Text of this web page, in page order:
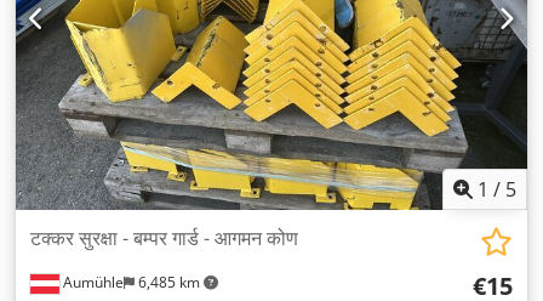
1 / 5
Aumühle 6,485 km
टक्कर सुरक्षा - बम्पर गार्ड - आगमन कोण
€15